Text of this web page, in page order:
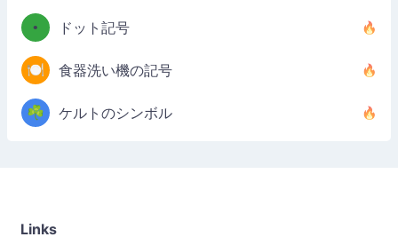
• ドット記号
🍽️ 食器洗い機の記号
☘️ ケルトのシンボル
Links